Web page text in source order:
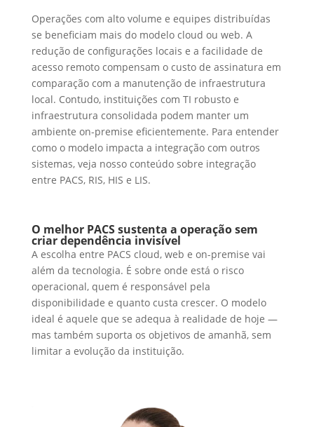
Operações com alto volume e equipes distribuídas
se beneficiam mais do modelo cloud ou web. A
redução de configurações locais e a facilidade de
acesso remoto compensam o custo de assinatura em
comparação com a manutenção de infraestrutura
local. Contudo, instituições com TI robusto e
infraestrutura consolidada podem manter um
ambiente on-premise eficientemente. Para entender
como o modelo impacta a integração com outros
sistemas, veja nosso conteúdo sobre integração
entre PACS, RIS, HIS e LIS.
O melhor PACS sustenta a operação sem
criar dependência invisível
A escolha entre PACS cloud, web e on-premise vai
além da tecnologia. É sobre onde está o risco
operacional, quem é responsável pela
disponibilidade e quanto custa crescer. O modelo
ideal é aquele que se adequa à realidade de hoje —
mas também suporta os objetivos de amanhã, sem
limitar a evolução da instituição.